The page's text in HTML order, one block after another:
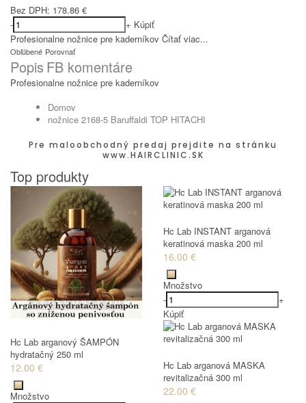
Bez DPH: 178.86 €
-
+ Kúpiť
Profesionalne nožnice pre kaderníkov Čítať viac...
Obľúbené Porovnať
Popis FB komentáre
Profesionalne nožnice pre kaderníkov
Domov
nožnice 2168-5 Baruffaldi TOP HITACHI
Pre maloobchodný predaj prejdite na stránku
www.HAIRCLINIC.SK
Top produkty
Hc Lab arganový ŠAMPÓN
hydratačný 250 ml
12.00 €
Množstvo
Hc Lab INSTANT arganová
keratinová maska 200 ml
16.00 €
Množstvo
-
+
Kúpiť
Hc Lab arganová MASKA
revitalizačná 300 ml
22.00 €